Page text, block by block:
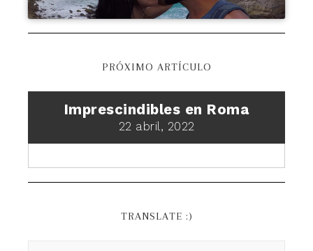
PRÓXIMO ARTÍCULO
Imprescindibles en Roma
22 abril, 2022
TRANSLATE :)